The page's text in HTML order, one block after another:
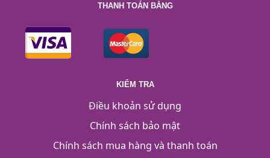
THANH TOÁN BẰNG
KIỂM TRA
Điều khoản sử dụng
Chính sách bảo mật
Chính sách mua hàng và thanh toán